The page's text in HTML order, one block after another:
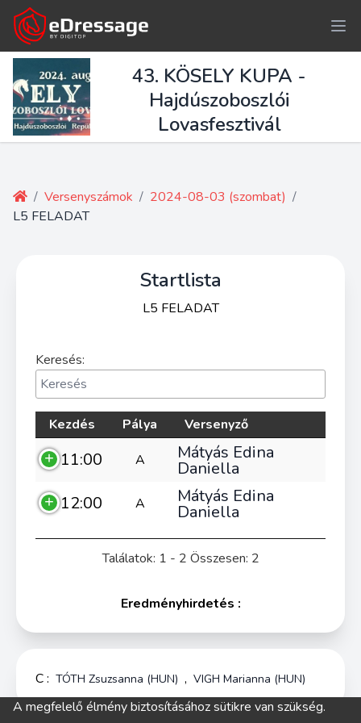
43. KÖSELY KUPA -
Hajdúszoboszlói
Lovasfesztivál
/ Versenyszámok / 2024-08-03 (szombat) /
L5 FELADAT
Startlista
L5 FELADAT
Keresés:
Kezdés Pálya Versenyző
11:00 A Mátyás Edina
Daniella
12:00
A Mátyás Edina
Daniella
Találatok: 1 - 2 Összesen: 2
Eredményhirdetés :
C : TÓTH Zsuzsanna (HUN) , VIGH Marianna (HUN)
A megfelelő élmény biztosításához sütikre van szükség.